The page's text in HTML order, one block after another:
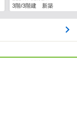
3階/3階建 新築